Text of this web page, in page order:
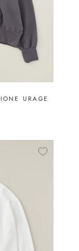
URAGE